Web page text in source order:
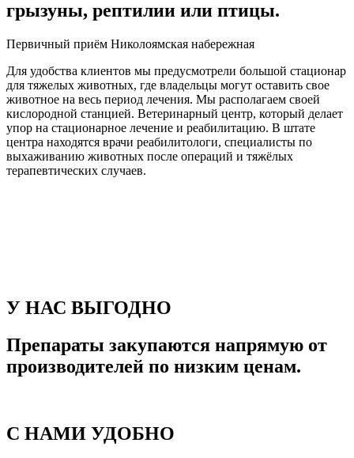
грызуны, рептилии или птицы.
Первичный приём Николоямская набережная
Для удобства клиентов мы предусмотрели большой стационар
для тяжелых животных, где владельцы могут оставить свое
животное на весь период лечения. Мы располагаем своей
кислородной станцией. Ветеринарный центр, который делает
упор на стационарное лечение и реабилитацию. В штате
центра находятся врачи реабилитологи, специалисты по
выхаживанию животных после операций и тяжёлых
терапевтических случаев.
У НАС ВЫГОДНО
Препараты закупаются напрямую от
производителей по низким ценам.
С НАМИ УДОБНО